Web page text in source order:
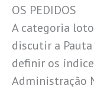
OS PEDIDOS
A categoria
discutir a
definir os
Administração